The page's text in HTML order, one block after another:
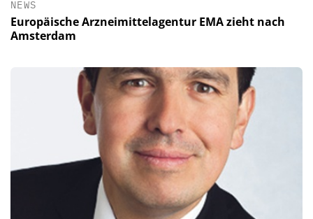
NEWS
Europäische Arzneimittelagentur EMA zieht nach
Amsterdam